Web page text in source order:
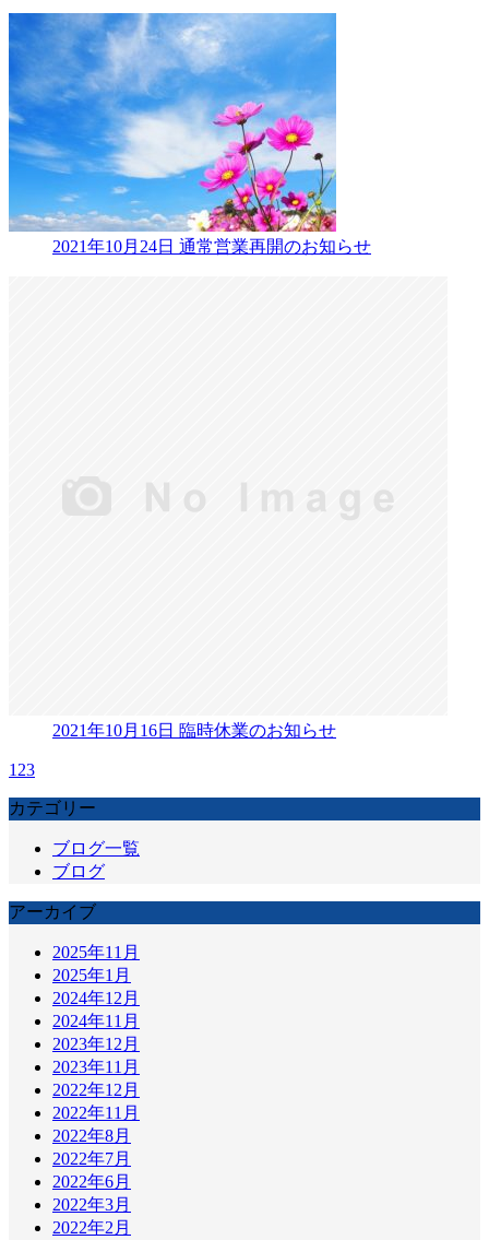
2021年10月24日 通常営業再開のお知らせ
2021年10月16日 臨時休業のお知らせ
123
カテゴリー
ブログ一覧
ブログ
アーカイブ
2025年11月
2025年1月
2024年12月
2024年11月
2023年12月
2023年11月
2022年12月
2022年11月
2022年8月
2022年7月
2022年6月
2022年3月
2022年2月